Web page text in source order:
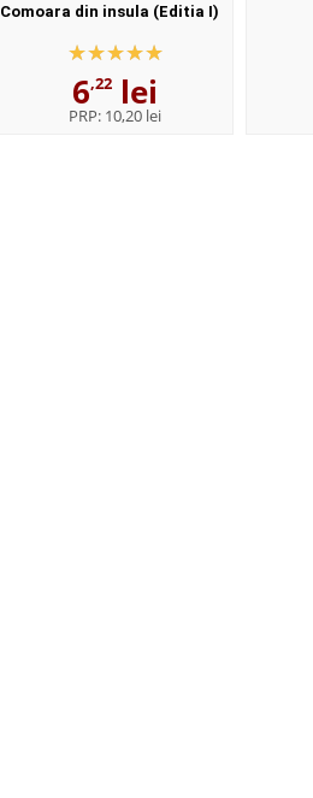
Comoara din insula (Editia I)
6,22 lei
PRP: 10,20 lei